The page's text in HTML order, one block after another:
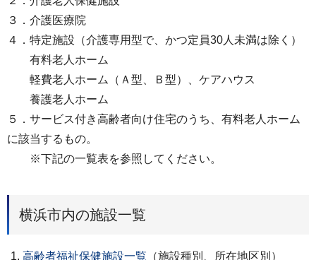
３．介護医療院
４．特定施設（介護専用型で、かつ定員30人未満は除く）
有料老人ホーム
軽費老人ホーム（Ａ型、Ｂ型）、ケアハウス
養護老人ホーム
５．サービス付き高齢者向け住宅のうち、有料老人ホーム
に該当するもの。
※下記の一覧表を参照してください。
横浜市内の施設一覧
高齢者福祉保健施設一覧 （施設種別、所在地区別）